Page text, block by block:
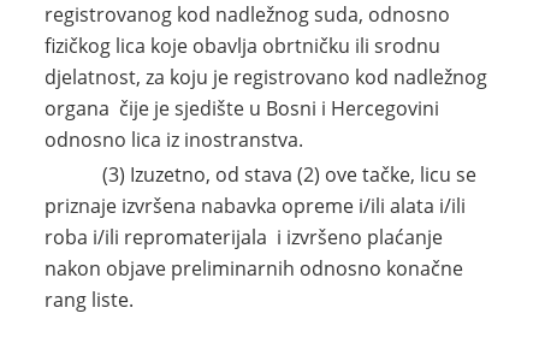
registrovanog kod nadležnog suda, odnosno
fizičkog lica koje obavlja obrtničku ili srodnu
djelatnost, za koju je registrovano kod nadležnog
organa čije je sjedište u Bosni i Hercegovini
odnosno lica iz inostranstva.
(3) Izuzetno, od stava (2) ove tačke, licu se
priznaje izvršena nabavka opreme i/ili alata i/ili
roba i/ili repromaterijala i izvršeno plaćanje
nakon objave preliminarnih odnosno konačne
rang liste.